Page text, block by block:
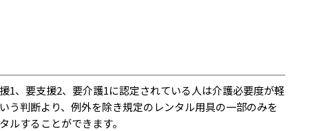
1、要支援2、要介護1に認定されている人は介護必要度が軽
う判断より、例外を除き規定のレンタル用具の一部のみを
ルすることができます。